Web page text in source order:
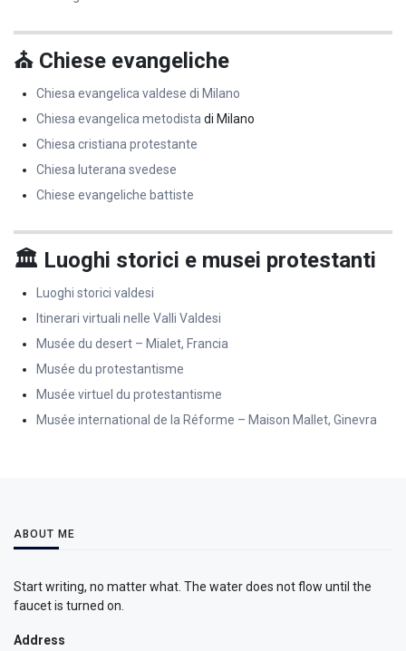
⛪ Chiese evangeliche
Chiesa evangelica valdese di Milano
Chiesa evangelica metodistadi Milano
Chiesa cristiana protestante
Chiesa luterana svedese
Chiese evangeliche battiste
🏛️ Luoghi storici e musei protestanti
Luoghi storici valdesi
Itinerari virtuali nelle Valli Valdesi
Musée du desert – Mialet, Francia
Musée du protestantisme
Musée virtuel du protestantisme
Musée international de la Réforme – Maison Mallet, Ginevra
ABOUT ME
Start writing, no matter what. The water does not flow until the
faucet is turned on.
Address